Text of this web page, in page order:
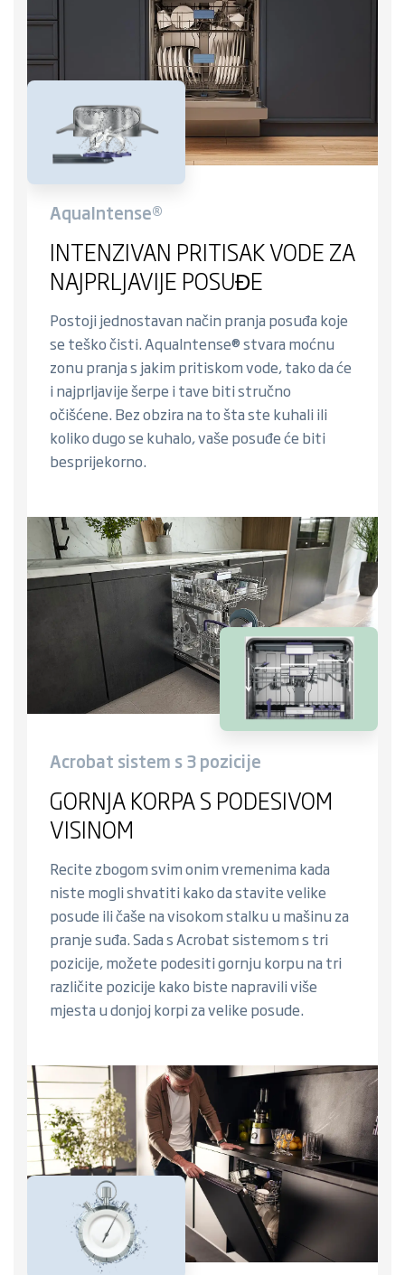
AquaIntense®
INTENZIVAN PRITISAK VODE ZA
NAJPRLJAVIJE POSUĐE
Postoji jednostavan način pranja posuđa koje
se teško čisti. AquaIntense® stvara moćnu
zonu pranja s jakim pritiskom vode, tako da će
i najprljavije šerpe i tave biti stručno
očišćene. Bez obzira na to šta ste kuhali ili
koliko dugo se kuhalo, vaše posuđe će biti
besprijekorno.
Acrobat sistem s 3 pozicije
GORNJA KORPA S PODESIVOM
VISINOM
Recite zbogom svim onim vremenima kada
niste mogli shvatiti kako da stavite velike
posude ili čaše na visokom stalku u mašinu za
pranje suđa. Sada s Acrobat sistemom s tri
pozicije, možete podesiti gornju korpu na tri
različite pozicije kako biste napravili više
mjesta u donjoj korpi za velike posude.